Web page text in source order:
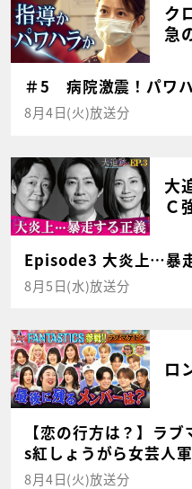
ク
急
＃5 病院激震！パワ
8月4日(火)放送分
大
Ｃ
Episode3 大炎上…暴
8月5日(水)放送分
ロ
【恋の行方は？】ラ
s紅しょうがら女芸人
8月4日(火)放送分